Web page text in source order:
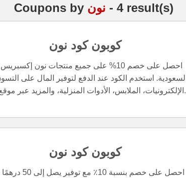
Coupons by نون - 4 result(s)
كوبون كود نون
احصل على خصم 10% على جميع منتجات نون
السعودية. استخدم الكود عند الدفع لتوفير المال على
الإلكترونيات، الملابس، الأدوات المنزلية، والمزيد عبر موقع نون.
كوبون كود نون
احصل على خصم بنسبة 10٪ مع